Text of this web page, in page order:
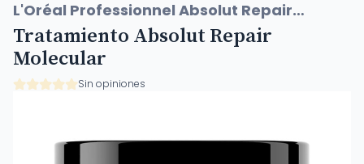
L'Oréal Professionnel Absolut Repair
Molecular
Tratamiento Absolut Repair
Molecular
Sin opiniones